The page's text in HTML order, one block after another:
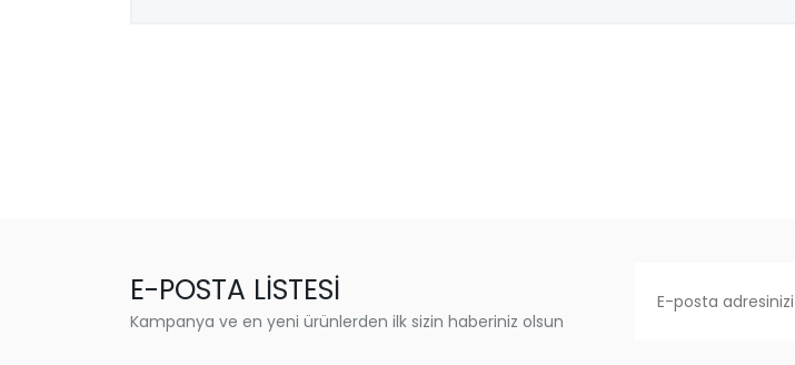
E-POSTA LİSTESİ
Kampanya ve en yeni ürünlerden ilk sizin haberiniz olsun